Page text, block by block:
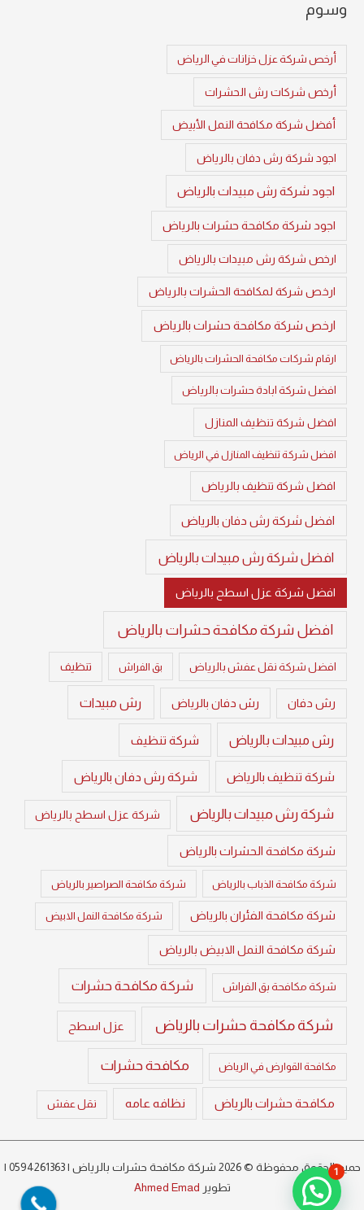
وسوم
أرخص شركة عزل خزانات في الرياض
أرخص شركات رش الحشرات
أفضل شركة مكافحة النمل الأبيض
اجود شركة رش دفان بالرياض
اجود شركة رش مبيدات بالرياض
اجود شركة مكافحة حشرات بالرياض
ارخص شركة رش مبيدات بالرياض
ارخص شركة لمكافحة الحشرات بالرياض
ارخص شركة مكافحة حشرات بالرياض
ارقام شركات مكافحة الحشرات بالرياض
افضل شركة ابادة حشرات بالرياض
افضل شركة تنظيف المنازل
افضل شركة تنظيف المنازل في الرياض
افضل شركة تنظيف بالرياض
افضل شركة رش دفان بالرياض
افضل شركة رش مبيدات بالرياض
افضل شركة عزل اسطح بالرياض
افضل شركة مكافحة حشرات بالرياض
افضل شركة نقل عفش بالرياض بق الفراش تنظيف
رش دفان رش دفان بالرياض رش مبيدات
رش مبيدات بالرياض شركة تنظيف
شركة تنظيف بالرياض شركة رش دفان بالرياض
شركة رش مبيدات بالرياض شركة عزل اسطح بالرياض
شركة مكافحة الحشرات بالرياض
شركة مكافحة الذباب بالرياض شركة مكافحة الصراصير بالرياض
شركة مكافحة الفئران بالرياض شركة مكافحة النمل الابيض
شركة مكافحة النمل الابيض بالرياض
شركة مكافحة بق الفراش شركة مكافحة حشرات
شركة مكافحة حشرات بالرياض عزل اسطح
مكافحة القوارض في الرياض مكافحة حشرات
مكافحة حشرات بالرياض نظافه عامه نقل عفش
حميع الحقوق محفوظة © 2026 شركة مكافحة حشرات بالرياض | 0594261363 |
تطوير Ahmed Emad
1